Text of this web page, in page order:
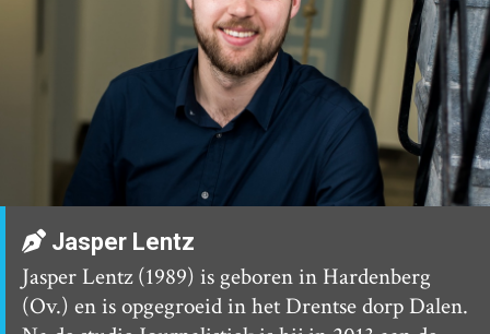
Jasper Lentz
Jasper Lentz (1989) is geboren in Hardenberg
(Ov.) en is opgegroeid in het Drentse dorp Dalen.